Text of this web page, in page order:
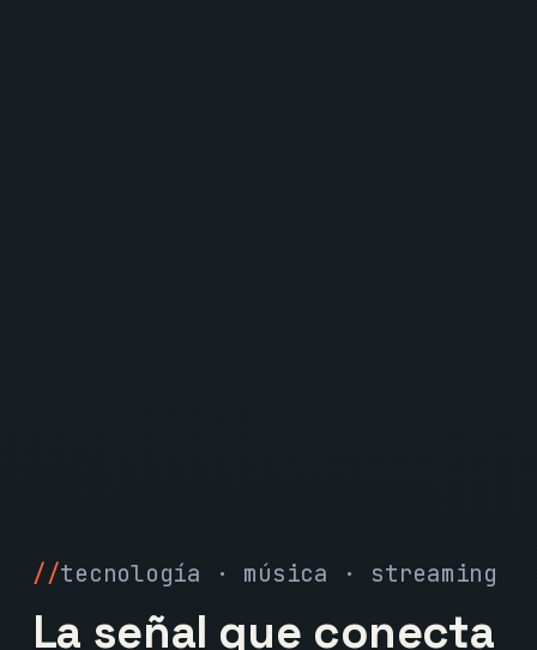
tecnología · música · streaming
La señal que conecta